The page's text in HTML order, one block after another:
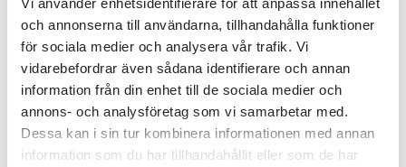
och annonserna till användarna, tillhandahålla funktioner
för sociala medier och analysera vår trafik. Vi
vidarebefordrar även sådana identifierare och annan
information från din enhet till de sociala medier och
annons- och analysföretag som vi samarbetar med.
Dessa kan i sin tur kombinera informationen med annan
information som du har tillhandahållit eller som de har